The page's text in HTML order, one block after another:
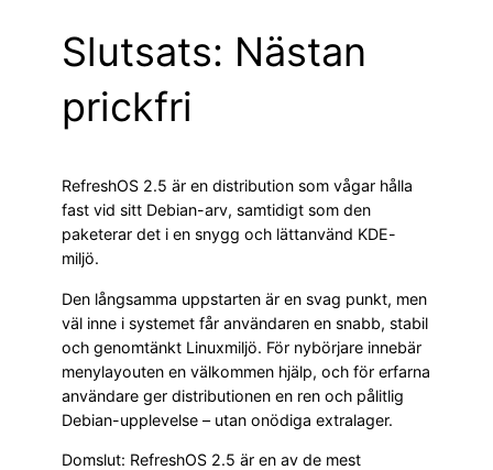
Slutsats: Nästan
prickfri
RefreshOS 2.5 är en distribution som vågar hålla
fast vid sitt Debian-arv, samtidigt som den
paketerar det i en snygg och lättanvänd KDE-
miljö.
Den långsamma uppstarten är en svag punkt, men
väl inne i systemet får användaren en snabb, stabil
och genomtänkt Linuxmiljö. För nybörjare innebär
menylayouten en välkommen hjälp, och för erfarna
användare ger distributionen en ren och pålitlig
Debian-upplevelse – utan onödiga extralager.
Domslut: RefreshOS 2.5 är en av de mest